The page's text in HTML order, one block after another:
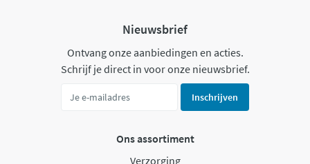
Nieuwsbrief
Ontvang onze aanbiedingen en acties.
Schrijf je direct in voor onze nieuwsbrief.
Inschrijven
Ons assortiment
Verzorging